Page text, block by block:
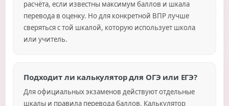
расчёта, если известны максимум баллов и шкала
перевода в оценку. Но для конкретной ВПР лучше
сверяться с той шкалой, которую использует школа
или учитель.
Подходит ли калькулятор для ОГЭ или ЕГЭ?
Для официальных экзаменов действуют отдельные
шкалы и правила перевода баллов. Калькулятор